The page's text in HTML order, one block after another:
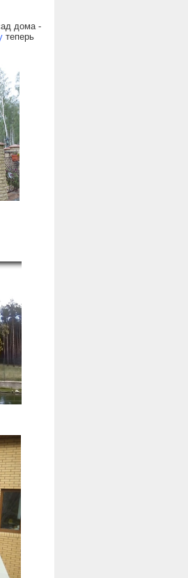
дома -
теперь